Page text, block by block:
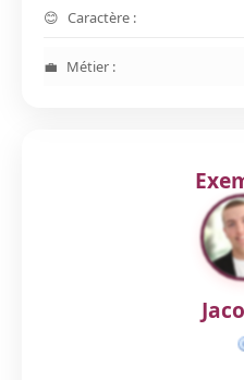
Caractère :
Métier :